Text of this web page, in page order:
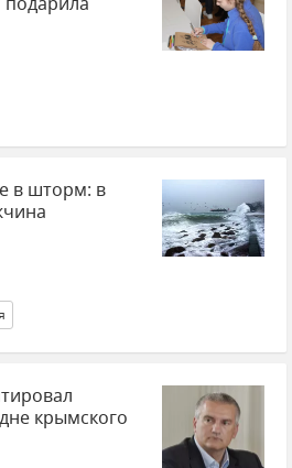
в шторм: в
крымского